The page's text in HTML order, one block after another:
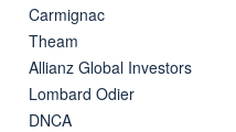
Carmignac
Theam
Allianz Global Investors
Lombard Odier
DNCA